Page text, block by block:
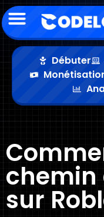
Débuter
chemin
sur